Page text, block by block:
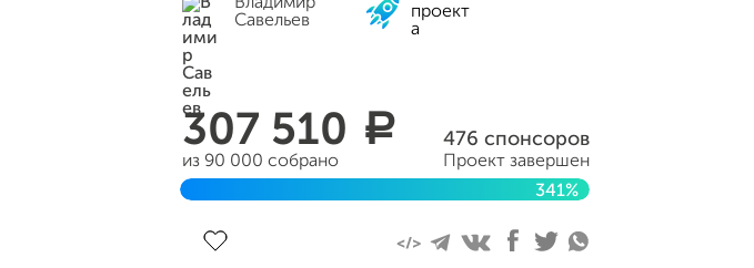
Савельев
проект
а
307 510 a
из 90 000 собрано
476 спонсоров
Проект завершен
341%